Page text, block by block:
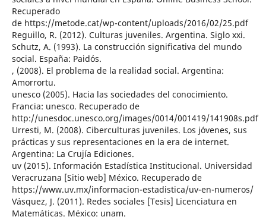
Recuperado
de https://metode.cat/wp-content/uploads/2016/02/25.pdf
Reguillo, R. (2012). Culturas juveniles. Argentina. Siglo xxi.
Schutz, A. (1993). La construcción significativa del mundo
social. España: Paidós.
, (2008). El problema de la realidad social. Argentina:
Amorrortu.
unesco (2005). Hacia las sociedades del conocimiento.
Francia: unesco. Recuperado de
http://unesdoc.unesco.org/images/0014/001419/141908s.pdf
Urresti, M. (2008). Ciberculturas juveniles. Los jóvenes, sus
prácticas y sus representaciones en la era de internet.
Argentina: La Crujía Ediciones.
uv (2015). Información Estadística Institucional. Universidad
Veracruzana [Sitio web] México. Recuperado de
https://www.uv.mx/informacion-estadistica/uv-en-numeros/
Vásquez, J. (2011). Redes sociales [Tesis] Licenciatura en
Matemáticas. México: unam.